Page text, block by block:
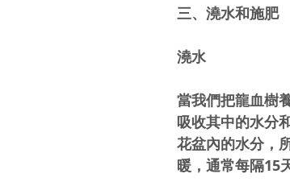
三、澆水和施肥
澆水
當我們把龍血樹
吸收其中的水分
花盆內的水分，
暖，通常每隔15